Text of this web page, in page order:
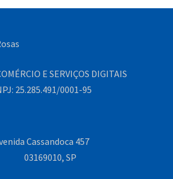
E SERVIÇOS DIGITAIS
25.285.491/0001-95
Cassandoca 457
03169010, SP